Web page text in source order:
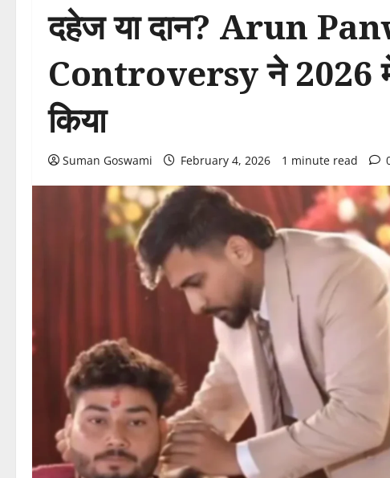
दहेज या दान? Arun
Controversy ने 2026
किया
Suman Goswami February 4, 2026 1 minute read